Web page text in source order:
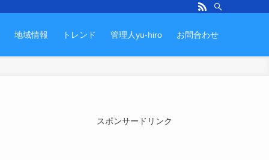
地域情報 トレンド 管理人yu-hiro お問合わせ
スポンサードリンク